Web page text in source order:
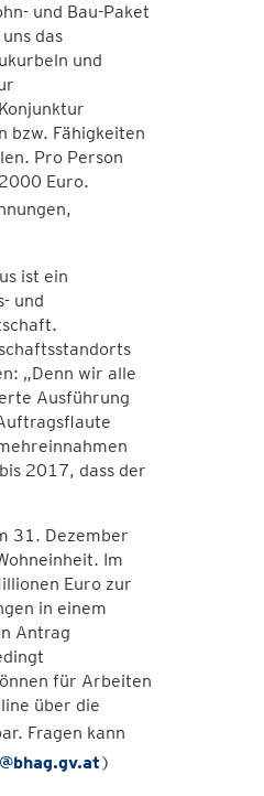
und Bau-Paket
das
und
bzw. Fähigkeiten
Pro Person
Euro.
ist ein
und
„Denn wir alle
Ausführung
2017, dass der
31. Dezember
Im
Euro zur
in einem
Antrag
für Arbeiten
über die
Fragen kann
)